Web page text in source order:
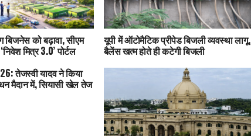
को बढ़ावा, सीएम
मित्र 3.0’ पोर्टल
यूपी में ऑटोमैटिक प्रीपेड बिजली व्यवस्था लागू,
बैलेंस खत्म होते ही कटेगी बिजली
तेजस्वी यादव ने किया
मैदान में, सियासी खेल तेज